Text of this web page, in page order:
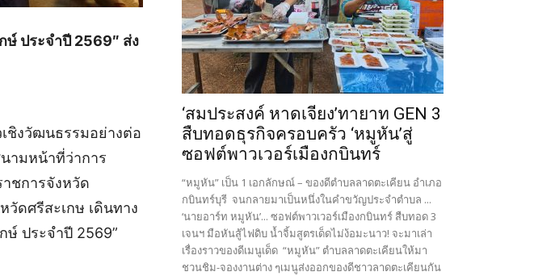
ษ์ ประจำปี 2569″ ส่ง
เชิงวัฒนธรรมอย่างต่อ
ามหน้าที่ว่าการ
ชการจังหวัด
ดศรีสะเกษ เดินทาง
ษ์ ประจำปี 2569”
‘สมประสงค์ หาดเจียง’ทายาท GEN 3
สืบทอดธุรกิจครอบครัว ‘หมูหัน’สู่
ซอฟต์พาวเวอร์เมืองกบินทร์
“หมูหัน” เป็น 1 เอกลักษณ์ – ของดีตำบลลาดตะเคียน อำเภอ
กบินทร์บุรี จนกลายมาเป็นหนึ่งในคำขวัญประจำตำบล ...
‘นายอาร์ท หมูหัน’... ซอฟต์พาวเวอร์เมืองกบินทร์ สืบทอด 3
เจนฯ มือหันสู้ไฟดิบ น้ำจิ้มสูตรเด็ดไม่ง้อมะนาว! จะมาเล่า
เรื่องราวของดีเมนูเด็ด “หมูหัน” ตำบลลาดตะเคียนให้มา
ชวนชิม-จองงานต่าง ๆเมนูส่งออกของดีชาวลาดตะเคียนกัน